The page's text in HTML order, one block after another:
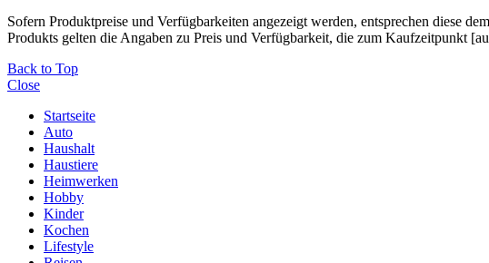
Sofern Produktpreise und Verfügbarkeiten angezeigt werden, entsprechen diese
Produkts gelten die Angaben zu Preis und Verfügbarkeit, die zum Kaufzeitpunkt
Back to Top
Close
Startseite
Auto
Haushalt
Haustiere
Heimwerken
Hobby
Kinder
Kochen
Lifestyle